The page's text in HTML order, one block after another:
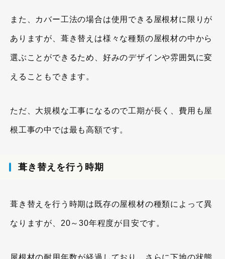
また、カバー工法の場合は使用できる屋根材に限りが
ありますが、葺き替えは様々な種類の屋根材の中から
選ぶことができるため、好みのデザインや雰囲気に変
えることもできます。
ただ、大規模な工事になるので工期が長く、費用も屋
根工事の中では最も高額です。
葺き替えを行う時期
葺き替えを行う時期は既存の屋根材の種類によって異
なりますが、20～30年程度が目安です。
屋根材の耐用年数が経過しており、さらに下地の状態